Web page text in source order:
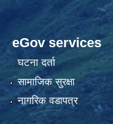
eGov services
घटना दर्ता
सामाजिक सुरक्षा
नागरिक वडापत्र